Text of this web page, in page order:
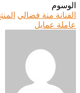
الوسوم
الفنانة منة فضالي
عاملة عمايل